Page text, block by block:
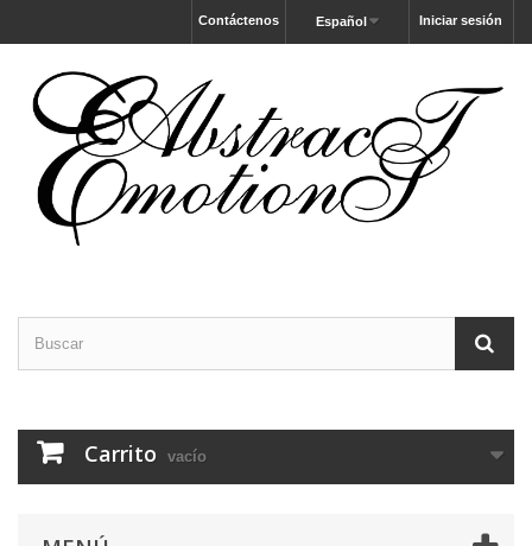
Iniciar sesión
Español
Contáctenos
Carrito vacío